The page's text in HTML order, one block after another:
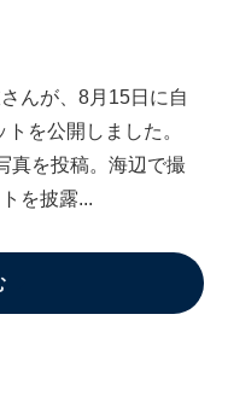
んが、8月15日に自
を公開しました。
真を投稿。海辺で撮
を披露...